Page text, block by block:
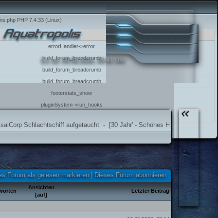
PHP 7.4.33 (Linux)
errorHandler->error
build_forum_breadcrumb
build_forum_breadcrumb
build_forum_breadcrumb
footerstats_show
pluginSystem->run_hooks
Es ist:09.08.2026, 09:41 Uhr
Schlachtschiff aufgetaucht-[30 Jahr' - Schönes Haar!] Die Bürger von
Forum als gelesen markieren| Dieses Forum abonnieren
Ansichten
[auf]
Letzter Beitrag